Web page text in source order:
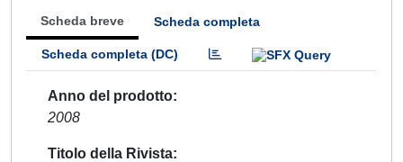
Scheda breve Scheda completa
Scheda completa (DC)
Anno del prodotto
2008
Titolo della Rivista